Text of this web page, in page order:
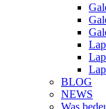
BLOG
NEWS
Was